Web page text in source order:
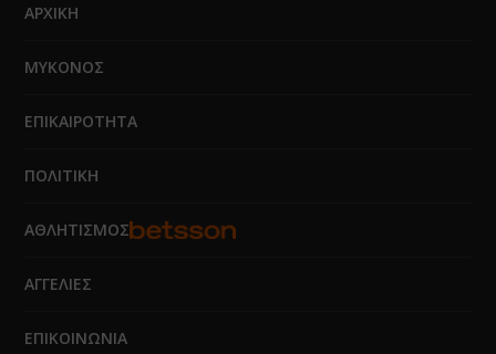
ΑΡΧΙΚΗ
ΜΥΚΟΝΟΣ
ΕΠΙΚΑΙΡΟΤΗΤΑ
ΠΟΛΙΤΙΚΗ
ΑΘΛΗΤΙΣΜΟΣ
ΑΓΓΕΛΙΕΣ
ΕΠΙΚΟΙΝΩΝΙΑ